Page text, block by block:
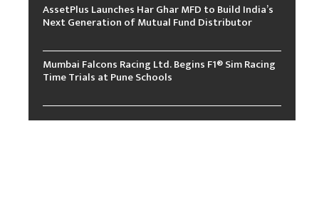
AssetPlus Launches Har Ghar MFD to Build India’s
Next Generation of Mutual Fund Distributor
Mumbai Falcons Racing Ltd. Begins F1® Sim Racing
Time Trials at Pune Schools